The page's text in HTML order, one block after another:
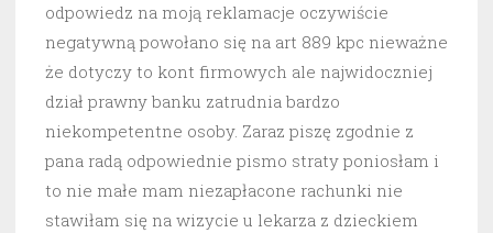
odpowiedz na moją reklamacje oczywiście
negatywną powołano się na art 889 kpc nieważne
że dotyczy to kont firmowych ale najwidoczniej
dział prawny banku zatrudnia bardzo
niekompetentne osoby. Zaraz piszę zgodnie z
pana radą odpowiednie pismo straty poniosłam i
to nie małe mam niezapłacone rachunki nie
stawiłam się na wizycie u lekarza z dzieckiem